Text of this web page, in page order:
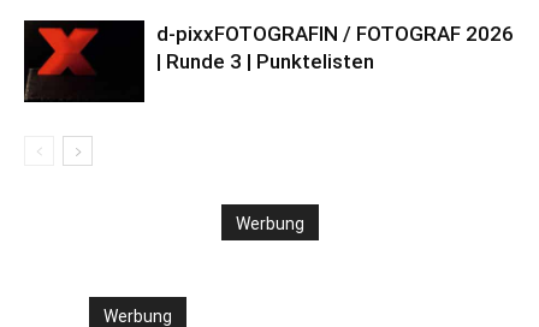
d-pixxFOTOGRAFIN / FOTOGRAF 2026
| Runde 3 | Punktelisten
Werbung
Werbung